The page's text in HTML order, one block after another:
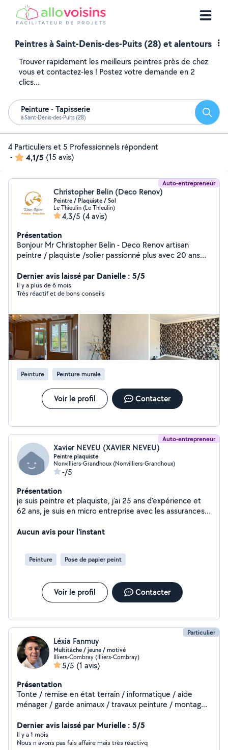
Peintres à Saint-Denis-des-Puits (28) et alentours
Trouver rapidement les meilleurs peintres près de chez
vous et contactez-les ! Postez votre demande en 2
clics...
Peinture - Tapisserie
à Saint-Denis-des-Puits (28)
4 Particuliers et 5 Professionnels répondent
-
4,1/5 (15 avis)
Auto-entrepreneur
Christopher Belin (Deco Renov)
Peintre / Plaquiste / Sol
Le Thieulin (Le Thieulin)
4,3/5 (4 avis)
Présentation
Bonjour Mr Christopher Belin - Deco Renov artisan
peintre / plaquiste /solier passionné plus avec 20 ans
propose ces services de peinture /isolation- placo /
bande à joint et pose de revêtement sol / Parquet /
lame pvc / ragreage
Dernier avis laissé par Danielle : 5/5
Il y a plus de 6 mois
Très réactif et de bons conseils
Peinture Peinture murale
Voir le profil Contacter
Auto-entrepreneur
Xavier NEVEU (XAVIER NEVEU)
Peintre plaquiste
Nonvilliers-Grandhoux (Nonvilliers-Grandhoux)
-/5
Présentation
je suis peintre et plaquiste, j'ai 25 ans d'expérience et
62 ans, je suis en micro entreprise avec les assurances
Aucun avis pour l'instant
Peinture Pose de papier peint
Voir le profil Contacter
Particulier
Léxia Fanmuy
Multitâche / jeune / motivé
Illiers-Combray (Illiers-Combray)
5/5 (1 avis)
Présentation
Tonte / remise en état terrain / informatique / aide
ménager / garde animaux / travaux peinture / montage
papier peint Très minutieux , travail proprement
Dernier avis laissé par Murielle : 5/5
Il y a 1 mois
Nous n avons pas fais affaire mais très réactivq